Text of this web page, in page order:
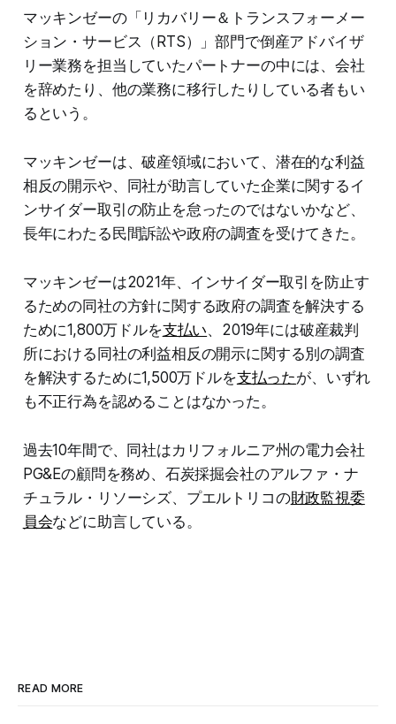
マッキンゼーの「リカバリー＆トランスフォーメー
ション・サービス（RTS）」部門で倒産アドバイザ
リー業務を担当していたパートナーの中には、会社
を辞めたり、他の業務に移行したりしている者もい
るという。
マッキンゼーは、破産領域において、潜在的な利益
相反の開示や、同社が助言していた企業に関するイ
ンサイダー取引の防止を怠ったのではないかなど、
長年にわたる民間訴訟や政府の調査を受けてきた。
マッキンゼーは2021年、インサイダー取引を防止す
るための同社の方針に関する政府の調査を解決する
ために1,800万ドルを支払い、2019年には破産裁判
所における同社の利益相反の開示に関する別の調査
を解決するために1,500万ドルを支払ったが、いずれ
も不正行為を認めることはなかった。
過去10年間で、同社はカリフォルニア州の電力会社
PG&Eの顧問を務め、石炭採掘会社のアルファ・ナ
チュラル・リソーシズ、プエルトリコの財政監視委
員会などに助言している。
READ MORE